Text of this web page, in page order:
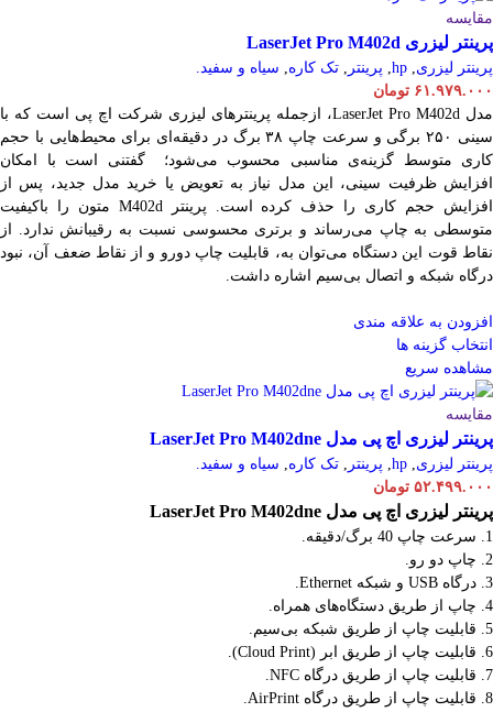
مقایسه
پرینتر لیزری LaserJet Pro M402d
پرینتر لیزری,
hp
, پرینتر , تک کاره, سیاه و سفید.
۶۱.۹۷۹.۰۰۰ تومان
مدل LaserJet Pro M402d، ازجمله پرینترهای لیزری شرکت اچ پی است که با
سینی ۲۵۰ برگی و سرعت چاپ ۳۸ برگ در دقیقه‌ای برای محیط‌هایی با حجم
کاری متوسط گزینه‌ی مناسبی محسوب می‌شود؛ گفتنی است با امکان
افزایش ظرفیت سینی، این مدل نیاز به تعویض یا خرید مدل جدید، پس از
افزایش حجم کاری را حذف کرده است. پرینتر M402d متون را باکیفیت
متوسطی به چاپ می‌رساند و برتری محسوسی نسبت به رقیبانش ندارد. از
نقاط قوت این دستگاه می‌توان به، قابلیت چاپ دورو و از نقاط ضعف آن، نبود
درگاه شبکه و اتصال بی‌سیم اشاره داشت.
افزودن به علاقه مندی
انتخاب گزینه ها
مشاهده سریع
مقایسه
پرینتر لیزری اچ پی مدل LaserJet Pro M402dne
پرینتر لیزری,
hp
, پرینتر , تک کاره, سیاه و سفید.
۵۲.۴۹۹.۰۰۰ تومان
پرینتر لیزری اچ پی مدل LaserJet Pro M402dne
1. سرعت چاپ 40 برگ/دقیقه.
2. چاپ دو رو.
3. درگاه USB و شبکه Ethernet.
4. چاپ از طریق دستگاه‌های همراه.
5. قابلیت چاپ از طریق شبکه بی‌سیم.
6. قابلیت چاپ از طریق ابر (Cloud Print).
7. قابلیت چاپ از طریق درگاه NFC.
8. قابلیت چاپ از طریق درگاه AirPrint.